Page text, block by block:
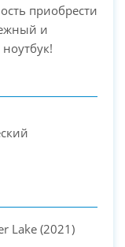
приобрести
и
Lake (2021)